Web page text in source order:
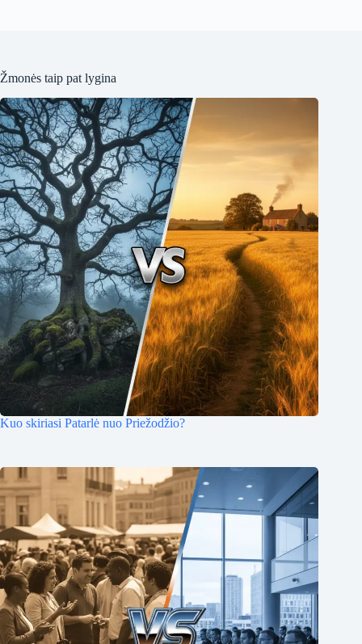
Žmonės taip pat lygina
Kuo skiriasi Patarlė nuo Priežodžio?